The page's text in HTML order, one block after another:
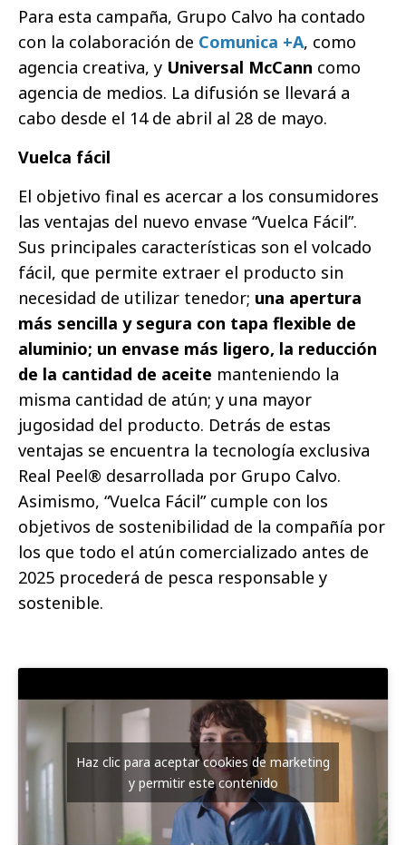
Para esta campaña, Grupo Calvo ha contado
con la colaboración de Comunica +A, como
agencia creativa, y Universal McCann como
agencia de medios. La difusión se llevará a
cabo desde el 14 de abril al 28 de mayo.
Vuelca fácil
El objetivo final es acercar a los consumidores
las ventajas del nuevo envase “Vuelca Fácil”.
Sus principales características son el volcado
fácil, que permite extraer el producto sin
necesidad de utilizar tenedor; una apertura
más sencilla y segura con tapa flexible de
aluminio; un envase más ligero, la reducción
de la cantidad de aceite manteniendo la
misma cantidad de atún; y una mayor
jugosidad del producto. Detrás de estas
ventajas se encuentra la tecnología exclusiva
Real Peel® desarrollada por Grupo Calvo.
Asimismo, “Vuelca Fácil” cumple con los
objetivos de sostenibilidad de la compañía por
los que todo el atún comercializado antes de
2025 procederá de pesca responsable y
sostenible.
Haz clic para aceptar cookies de marketing
y permitir este contenido